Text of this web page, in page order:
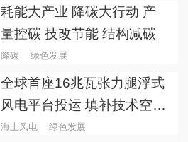
耗能大产业 降碳大行动 产
量控碳 技改节能 结构减碳
降碳 绿色发展
全球首座16兆瓦张力腿浮式
风电平台投运 填补技术空白
攻克世界级难题
海上风电 绿色发展